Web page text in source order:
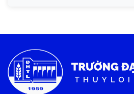
Tin tức chung